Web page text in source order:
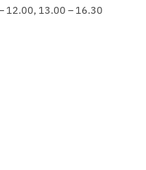
12.00, 13.00 – 16.30